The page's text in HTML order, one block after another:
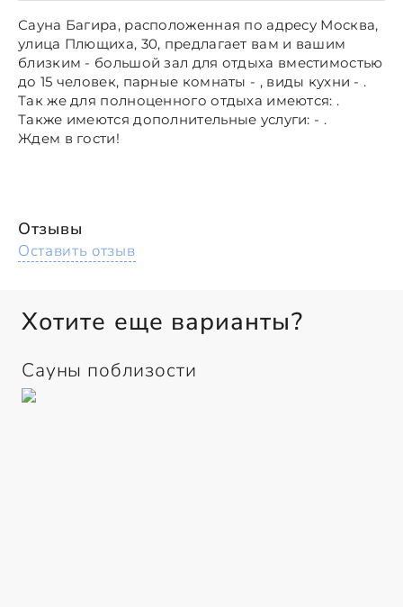
Сауна Багира, расположенная по адресу Москва,
улица Плющиха, 30, предлагает вам и вашим
близким - большой зал для отдыха вместимостью
до 15 человек, парные комнаты - , виды кухни - .
Так же для полноценного отдыха имеются: .
Также имеются дополнительные услуги: - .
Ждем в гости!
Отзывы
Оставить отзыв
Хотите еще варианты?
Сауны поблизости